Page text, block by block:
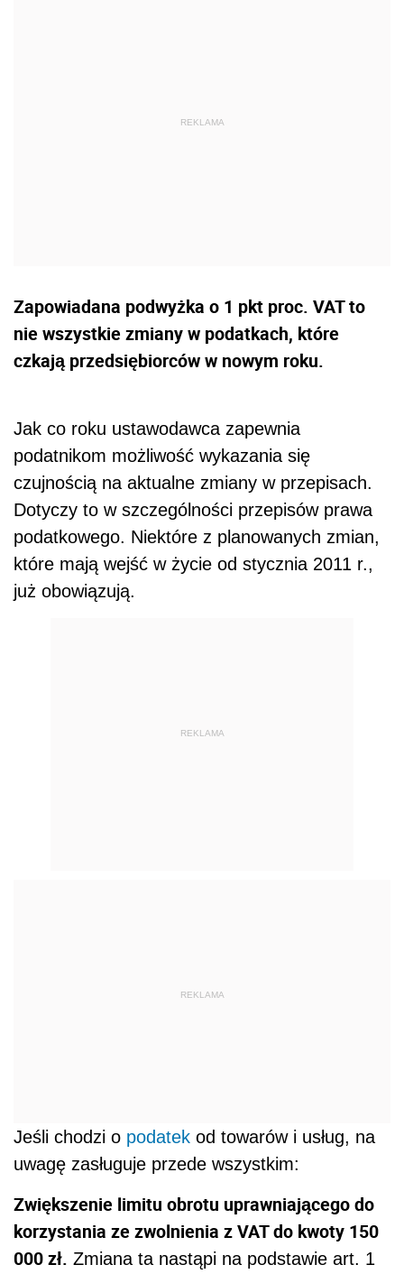
Zapowiadana podwyżka o 1 pkt proc. VAT to
nie wszystkie zmiany w podatkach, które
czkają przedsiębiorców w nowym roku.
Jak co roku ustawodawca zapewnia
podatnikom możliwość wykazania się
czujnością na aktualne zmiany w przepisach.
Dotyczy to w szczególności przepisów prawa
podatkowego. Niektóre z planowanych zmian,
które mają wejść w życie od stycznia 2011 r.,
już obowiązują.
REKLAMA
REKLAMA
Jeśli chodzi o podatek od towarów i usług, na
uwagę zasługuje przede wszystkim:
Zwiększenie limitu obrotu uprawniającego do
korzystania ze zwolnienia z VAT do kwoty 150
000 zł. Zmiana ta nastąpi na podstawie art. 1